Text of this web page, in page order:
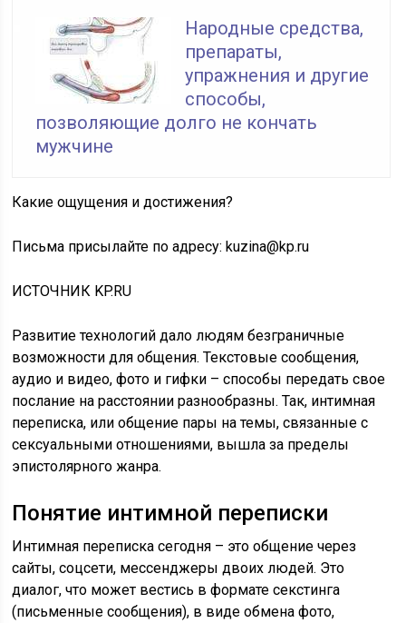
Народные средства,
препараты,
упражнения и другие
способы,
позволяющие долго не кончать
мужчине
Какие ощущения и достижения?
Письма присылайте по адресу: kuzina@kp.ru
ИСТОЧНИК KP.RU
Развитие технологий дало людям безграничные
возможности для общения. Текстовые сообщения,
аудио и видео, фото и гифки – способы передать свое
послание на расстоянии разнообразны. Так, интимная
переписка, или общение пары на темы, связанные с
сексуальными отношениями, вышла за пределы
эпистолярного жанра.
Понятие интимной переписки
Интимная переписка сегодня – это общение через
сайты, соцсети, мессенджеры двоих людей. Это
диалог, что может вестись в формате секстинга
(письменные сообщения), в виде обмена фото,